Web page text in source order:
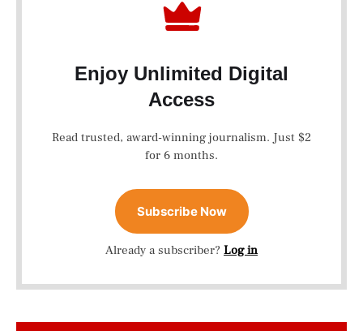
Enjoy Unlimited Digital
Access
Read trusted, award-winning journalism. Just $2
for 6 months.
Subscribe Now
Already a subscriber? Log in